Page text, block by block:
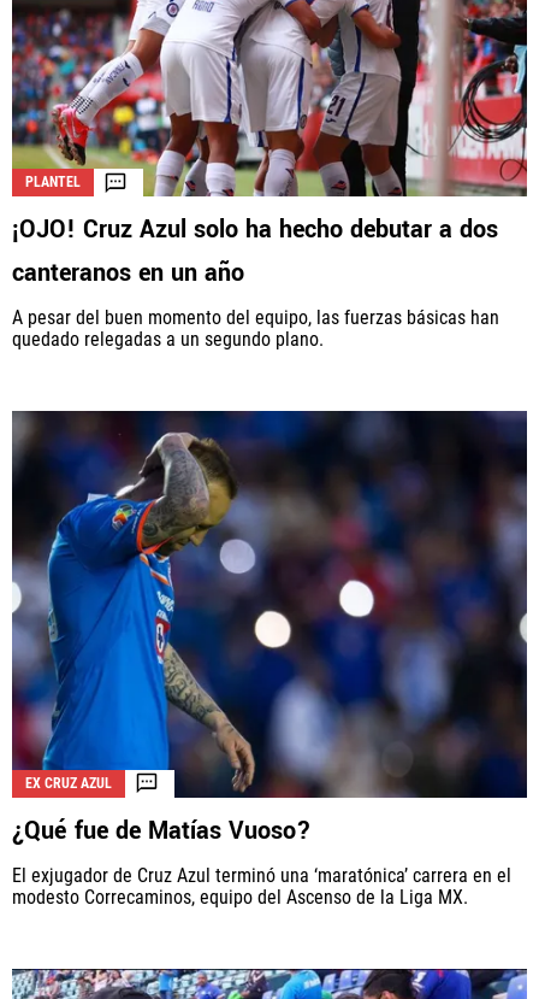
PLANTEL
¡OJO! Cruz Azul solo ha hecho debutar a dos
canteranos en un año
A pesar del buen momento del equipo, las fuerzas básicas han
quedado relegadas a un segundo plano.
EX CRUZ AZUL
¿Qué fue de Matías Vuoso?
El exjugador de Cruz Azul terminó una ‘maratónica’ carrera en el
modesto Correcaminos, equipo del Ascenso de la Liga MX.